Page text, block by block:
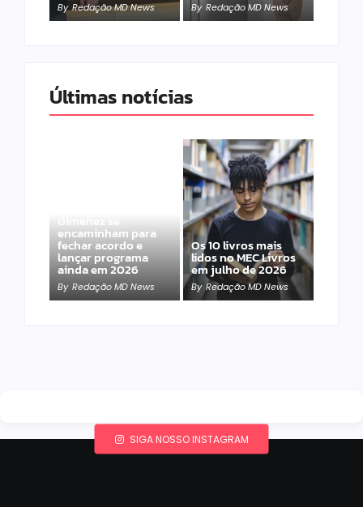
By Redação MD News By Redação MD News
Últimas notícias
Gimenez se
encaminham para
fechar acordo e
lançar programa
ainda em 2026
By Redação MD News
Os 10 livros mais
lidos no MEC Livros
em julho de 2026
By Redação MD News
SIGA NOSSO INSTAGRAM